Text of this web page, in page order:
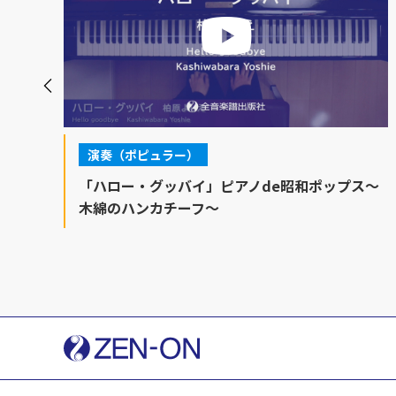
演奏（ポピュラー）
「ハロー・グッバイ」ピアノde昭和ポップス～
木綿のハンカチーフ～